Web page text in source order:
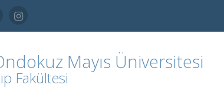
Mayıs Üniversitesi
Fakültesi